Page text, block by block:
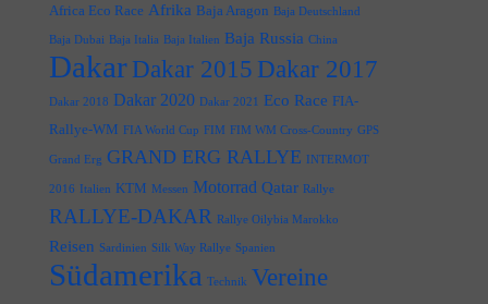
Africa Eco Race Afrika Baja Aragon Baja Deutschland
Baja Dubai Baja Italia Baja Italien Baja Russia China
Dakar Dakar 2015 Dakar 2017
Dakar 2018 Dakar 2020 Dakar 2021 Eco Race FIA-
Rallye-WM
FIA World Cup FIM FIM WM Cross-Country GPS
Grand Erg GRAND ERG RALLYE INTERMOT
2016 Italien KTM Messen Motorrad Qatar Rallye
RALLYE-DAKAR Rallye Oilybia Marokko
Reisen Sardinien Silk Way Rallye Spanien
Südamerika Technik Vereine